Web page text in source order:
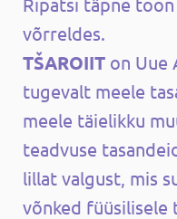
võrreldes.
TŠAROIIT on Uue
tugevalt meele
meele täielikku
teadvuse
lillat valgust, mis
võnked füüsilisele